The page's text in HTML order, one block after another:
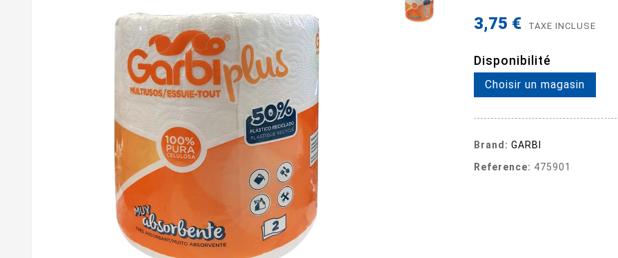
3,75 € TAXE INCLUSE
Disponibilité
Choisir un magasin
Brand: GARBI
Reference: 475901